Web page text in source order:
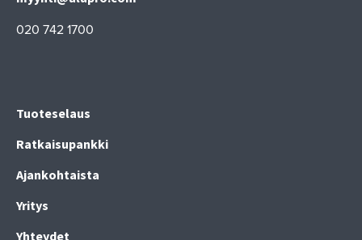
020 742 1700
Tuoteselaus
Ratkaisupankki
Ajankohtaista
Yritys
Yhteydet